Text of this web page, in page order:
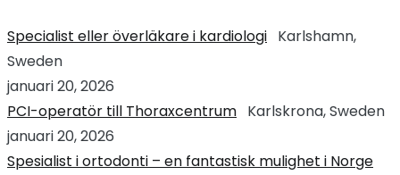
Specialist eller överläkare i kardiologi Karlshamn,
Sweden
januari 20, 2026
PCI-operatör till Thoraxcentrum Karlskrona, Sweden
januari 20, 2026
Spesialist i ortodonti – en fantastisk mulighet i Norge